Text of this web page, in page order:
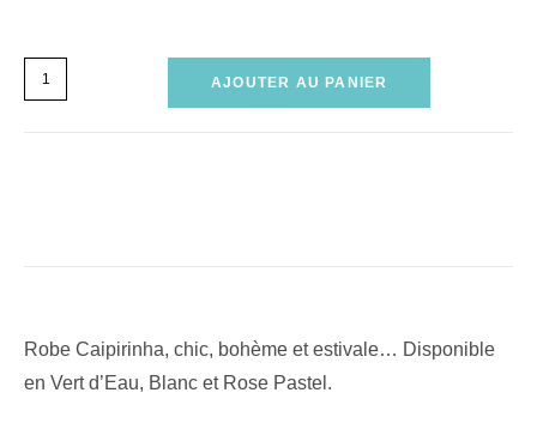
AJOUTER AU PANIER
Robe Caipirinha, chic, bohème et estivale… Disponible
en Vert d’Eau, Blanc et Rose Pastel.